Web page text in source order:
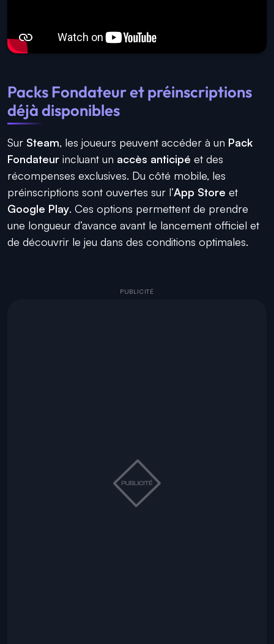
Packs Fondateur et préinscriptions
déjà disponibles
Sur Steam, les joueurs peuvent accéder à un Pack
Fondateur incluant un accès anticipé et des
récompenses exclusives. Du côté mobile, les
préinscriptions sont ouvertes sur l’App Store et
Google Play. Ces options permettent de prendre
une longueur d’avance avant le lancement officiel et
de découvrir le jeu dans des conditions optimales.